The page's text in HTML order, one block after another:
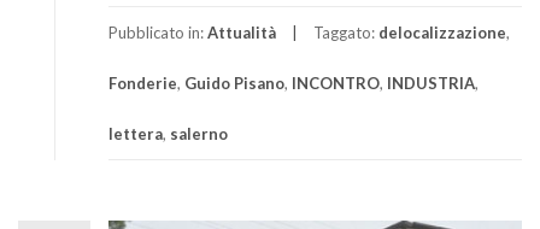
Pubblicato in:Attualità Taggato: delocalizzazione,
Fonderie, Guido Pisano, INCONTRO, INDUSTRIA,
lettera, salerno